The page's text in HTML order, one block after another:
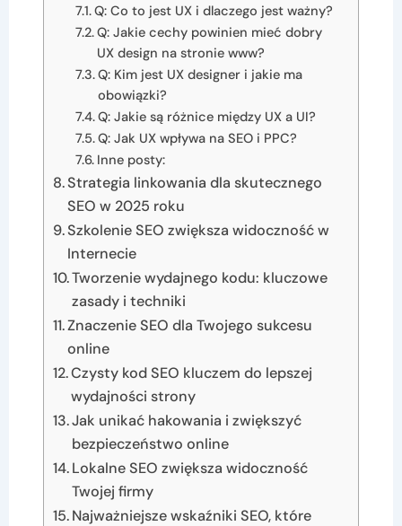
Q: Co to jest UX i dlaczego jest ważny?
Q: Jakie cechy powinien mieć dobry
UX design na stronie www?
Q: Kim jest UX designer i jakie ma
obowiązki?
Q: Jakie są różnice między UX a UI?
Q: Jak UX wpływa na SEO i PPC?
Inne posty:
Strategia linkowania dla skutecznego
SEO w 2025 roku
Szkolenie SEO zwiększa widoczność w
Internecie
Tworzenie wydajnego kodu: kluczowe
zasady i techniki
Znaczenie SEO dla Twojego sukcesu
online
Czysty kod SEO kluczem do lepszej
wydajności strony
Jak unikać hakowania i zwiększyć
bezpieczeństwo online
Lokalne SEO zwiększa widoczność
Twojej firmy
Najważniejsze wskaźniki SEO, które